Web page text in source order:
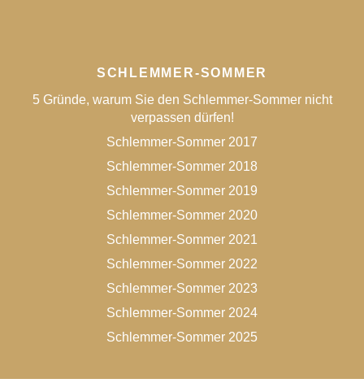
SCHLEMMER-SOMMER
5 Gründe, warum Sie den Schlemmer-Sommer nicht
verpassen dürfen!
Schlemmer-Sommer 2017
Schlemmer-Sommer 2018
Schlemmer-Sommer 2019
Schlemmer-Sommer 2020
Schlemmer-Sommer 2021
Schlemmer-Sommer 2022
Schlemmer-Sommer 2023
Schlemmer-Sommer 2024
Schlemmer-Sommer 2025